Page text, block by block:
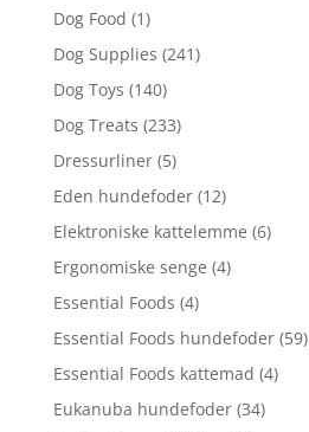
Dog Food (1)
Dog Supplies (241)
Dog Toys (140)
Dog Treats (233)
Dressurliner (5)
Eden hundefoder (12)
Elektroniske kattelemme (6)
Ergonomiske senge (4)
Essential Foods (4)
Essential Foods hundefoder (59)
Essential Foods kattemad (4)
Eukanuba hundefoder (34)